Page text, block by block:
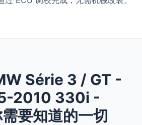
Série 3 / GT -
2010 330i -
要知道的一切